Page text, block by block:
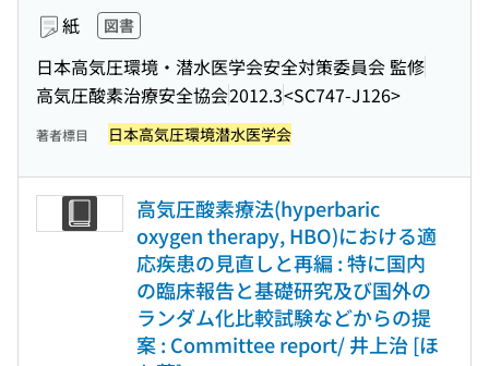
紙 図書
日本高気圧環境・潜水医学会安全対策委員会 監修
高気圧酸素治療安全協会2012.3<SC747-J126>
著者標目 日本高気圧環境潜水医学会
高気圧酸素療法(hyperbaric
oxygen therapy, HBO)における適
応疾患の見直しと再編 : 特に国内
の臨床報告と基礎研究及び国外の
ランダム化比較試験などからの提
案 : Committee report/ 井上治 [ほ